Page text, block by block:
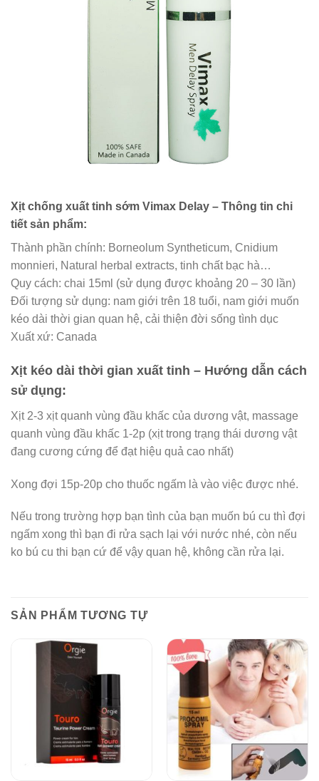
Xịt chống xuất tinh sớm Vimax Delay – Thông tin chi
tiết sản phẩm:
Thành phần chính: Borneolum Syntheticum, Cnidium
monnieri, Natural herbal extracts, tinh chất bạc hà…
Quy cách: chai 15ml (sử dụng được khoảng 20 – 30 lần)
Đối tượng sử dụng: nam giới trên 18 tuổi, nam giới muốn
kéo dài thời gian quan hệ, cải thiện đời sống tình dục
Xuất xứ: Canada
Xịt kéo dài thời gian xuất tinh – Hướng dẫn cách
sử dụng:
Xịt 2-3 xịt quanh vùng đầu khấc của dương vật, massage
quanh vùng đầu khấc 1-2p (xịt trong trạng thái dương vật
đang cương cứng để đạt hiệu quả cao nhất)
Xong đợi 15p-20p cho thuốc ngấm là vào việc được nhé.
Nếu trong trường hợp bạn tình của bạn muốn bú cu thì đợi
ngấm xong thì bạn đi rửa sạch lại với nước nhé, còn nếu
ko bú cu thi bạn cứ để vậy quan hệ, không cần rửa lại.
SẢN PHẨM TƯƠNG TỰ